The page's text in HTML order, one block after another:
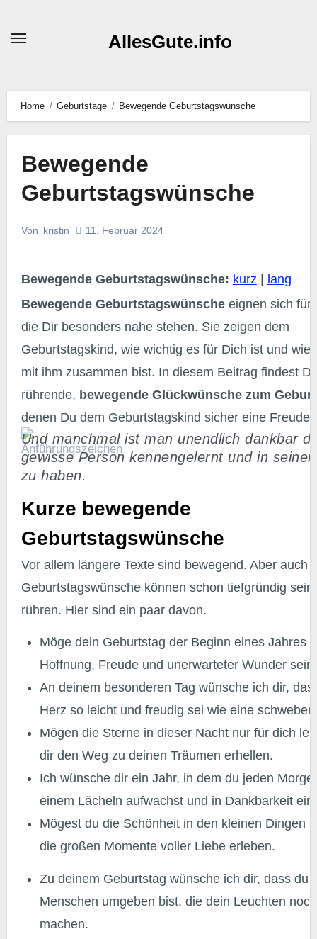
AllesGute.info
Home Geburtstage Bewegende Geburtstagswünsche
Bewegende
Geburtstagswünsche
Von kristin 11. Februar 2024
Bewegende Geburtstagswünsche: kurz | lang
Bewegende Geburtstagswünscheeignen sich für
die Dir besonders nahe stehen. Sie zeigen dem
Geburtstagskind, wie wichtig es für Dich ist und wie
mit ihm zusammen bist. In diesem Beitrag findest
rührende, bewegende Glückwünsche zum
denen Du dem Geburtstagskind sicher eine Freude
Und manchmal ist man unendlich dankbar dafür, eine
gewisse Person kennengelernt und in
zu haben.
Kurze bewegende
Geburtstagswünsche
Vor allem längere Texte sind bewegend. Aber auch kurze
Geburtstagswünsche können schon tiefgründig sein
rühren. Hier sind ein paar davon.
Möge dein Geburtstag der Beginn eines Jahres
Hoffnung, Freude und unerwarteter Wunder sein.
An deinem besonderen Tag wünsche ich dir,
Herz so leicht und freudig sei wie eine
Mögen die Sterne in dieser Nacht nur für dich
dir den Weg zu deinen Träumen erhellen.
Ich wünsche dir ein Jahr, in dem du jeden
einem Lächeln aufwachst und in Dankbarkeit
Mögest du die Schönheit in den kleinen Dingen
die großen Momente voller Liebe erleben.
Zu deinem Geburtstag wünsche ich dir, dass du
Menschen umgeben bist, die dein Leuchten
machen.